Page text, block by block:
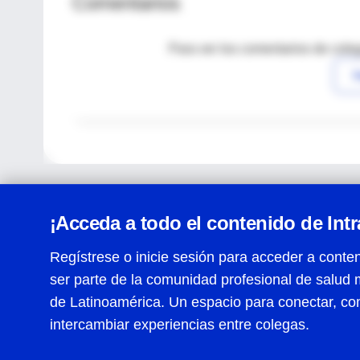
Para ver los comentarios de
¡Acceda a todo el contenido de
Regístrese o inicie sesión para acceder a
ser parte de la comunidad profesional de salud
de Latinoamérica. Un espacio para conectar,
intercambiar experiencias entre colegas.
Centro de Ayuda
Términos y condiciones| Políticas de privacidad